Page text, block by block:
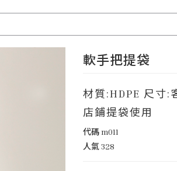
軟手把提袋
材質:HDPE 尺寸:
店鋪提袋使用
代碼m011
人氣328